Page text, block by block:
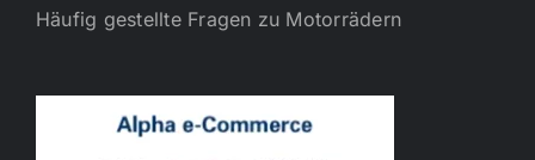
Häufig gestellte Fragen zu Motorrädern